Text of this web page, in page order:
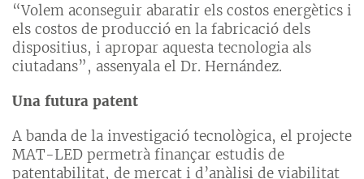
“Volem aconseguir abaratir els costos energètics i
els costos de producció en la fabricació dels
dispositius, i apropar aquesta tecnologia als
ciutadans”, assenyala el Dr. Hernández.
Una futura patent
A banda de la investigació tecnològica, el projecte
MAT-LED permetrà finançar estudis de
patentabilitat, de mercat i d’anàlisi de viabilitat